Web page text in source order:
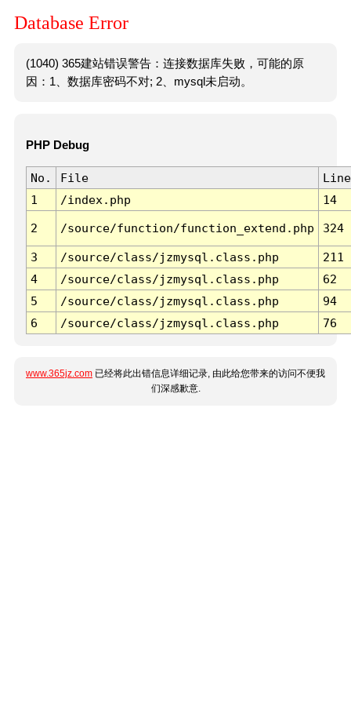
Database Error
(1040) 365建站错误警告：连接数据库失败，可能的原
因：1、数据库密码不对; 2、mysql未启动。
PHP Debug
No. File
Line
1
/index.php 14
2 /source/function/function_extend.php 324
3 /source/class/jzmysql.class.php
211
4
/source/class/jzmysql.class.php
62
5
/source/class/jzmysql.class.php
94
6
/source/class/jzmysql.class.php 76
www.365jz.com 已经将此出错信息详细记录, 由此给您带来的访问不便我
们深感歉意.